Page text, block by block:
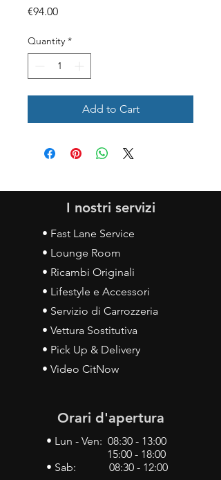
€94.00Price
Quantity *
Add to Cart
I nostri servizi
• Fast Lane Service
• Lounge Room
• Ricambi Originali
• Lifestyle e Accessori
• Servizio di Carrozzeria
• Vettura Sostitutiva
• Pick Up & Delivery
• Video CitNow
Orari d'apertura
• Lun - Ven: 08:30 - 13:00
15:00 - 18:00
• Sab: 08:30 - 12:00